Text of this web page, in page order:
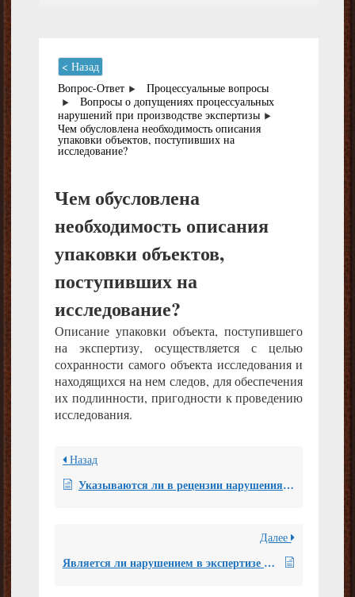
< Назад
Вопрос-Ответ
Процессуальные вопросы
Вопросы о допущениях процессуальных
нарушений при производстве экспертизы
Чем обусловлена необходимость описания
упаковки объектов, поступивших на
исследование?
Чем обусловлена
необходимость описания
упаковки объектов,
поступивших на
исследование?
Описание упаковки объекта, поступившего
на экспертизу, осуществляется с целью
сохранности самого объекта исследования и
находящихся на нем следов, для обеспечения
их подлинности, пригодности к проведению
исследования.
Назад
Указываются ли в рецензии нарушения, допущенные при изъятии вещественных доказательств, исследование которых проводилось в ходе экспертизы?
Далее
Является ли нарушением в экспертизе ТЭД отсутствие исследования на соответствие красящего материала и интенсивности окрашивания фрагментов реквизитов документа?